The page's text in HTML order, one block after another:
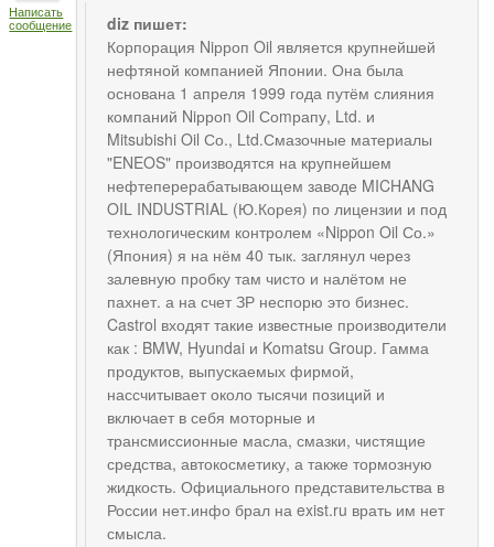
Написать
сообщение
diz пишет:
Корпорация Niрроп Oil является крупнейшей
нефтяной компанией Японии. Она была
основана 1 апреля 1999 года путём слияния
компаний Niрроn Oil Соmрапу, Ltd. и
Mitsubishi Oil Со., Ltd.Смазочные материалы
"ENEOS" производятся на крупнейшем
нефтеперерабатывающем заводе MICHANG
OIL INDUSTRIAL (Ю.Корея) по лицензии и под
технологическим контролем «Nippon Oil Со.»
(Япония) я на нём 40 тык. заглянул через
залевную пробку там чисто и налётом не
пахнет. а на счет ЗР неспорю это бизнес.
Castrol входят такие известные производители
как : BMW, Hyundai и Komatsu Group. Гамма
продуктов, выпускаемых фирмой,
нассчитывает около тысячи позиций и
включает в себя моторные и
трансмиссионные масла, смазки, чистящие
средства, автокосметику, а также тормозную
жидкость. Официального представительства в
России нет.инфо брал на exist.ru врать им нет
смысла.